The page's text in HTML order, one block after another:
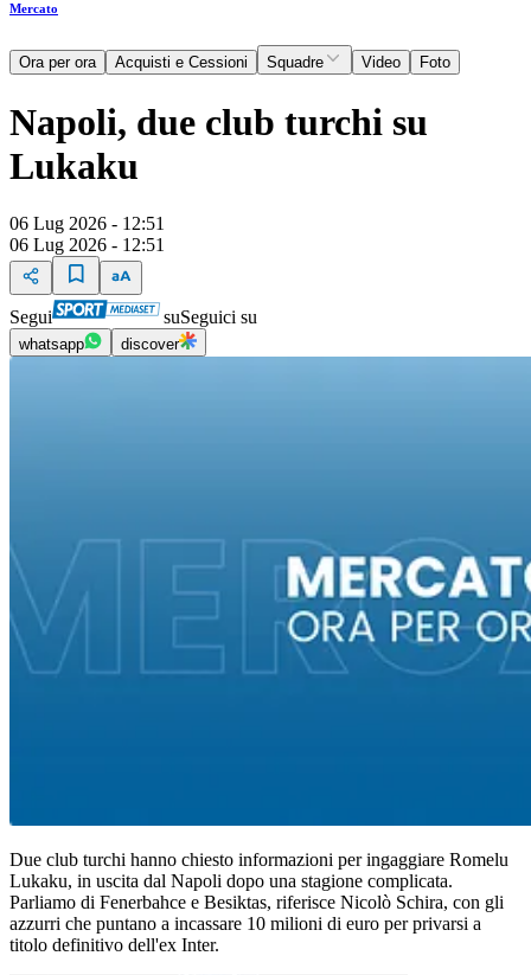
Mercato
Ora per ora Acquisti e Cessioni Squadre Video Foto
Napoli, due club turchi su
Lukaku
06 Lug 2026 - 12:51
06 Lug 2026 - 12:51
Segui suSeguici su
whatsapp discover
Due club turchi hanno chiesto informazioni per ingaggiare Romelu
Lukaku, in uscita dal Napoli dopo una stagione complicata.
Parliamo di Fenerbahce e Besiktas, riferisce Nicolò Schira, con gli
azzurri che puntano a incassare 10 milioni di euro per privarsi a
titolo definitivo dell'ex Inter.